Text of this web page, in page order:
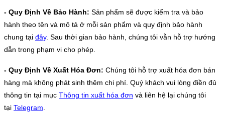
- Quy Định Về Bảo Hành: Sản phẩm sẽ được kiểm tra và bảo
hành theo tên và mô tả ở mỗi sản phẩm và quy định bảo hành
chung tại đây. Sau thời gian bảo hành, chúng tôi vẫn hỗ trợ hướng
dẫn trong phạm vi cho phép.
- Quy Định Về Xuất Hóa Đơn: Chúng tôi hỗ trợ xuất hóa đơn bán
hàng mà không phát sinh thêm chi phí. Quý khách vui lòng điền đủ
thông tin tại mục Thông tin xuất hóa đơn và liên hệ lại chúng tôi
tại Telegram